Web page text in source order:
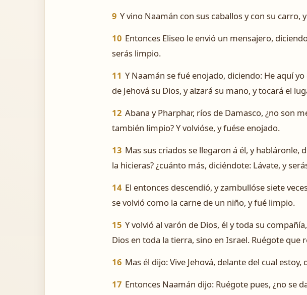
9 Y vino Naamán con sus caballos y con su carro,
10 Entonces Eliseo le envió un mensajero,
serás limpio.
11 Y Naamán se fué enojado, diciendo: He aquí
de Jehová su Dios, y alzará su mano, y tocará el
12 Abana y Pharphar, ríos de Damasco, ¿no son
también limpio? Y volvióse, y fuése enojado.
13 Mas sus criados se llegaron á él, y
la hicieras? ¿cuánto más, diciéndote: Lávate, y
14 El entonces descendió, y zambullóse siete
se volvió como la carne de un niño, y fué limpio.
15 Y volvió al varón de Dios, él y toda su
Dios en toda la tierra, sino en Israel. Ruégote que
16 Mas él dijo: Vive Jehová, delante del cual
17 Entonces Naamán dijo: Ruégote pues, ¿no se